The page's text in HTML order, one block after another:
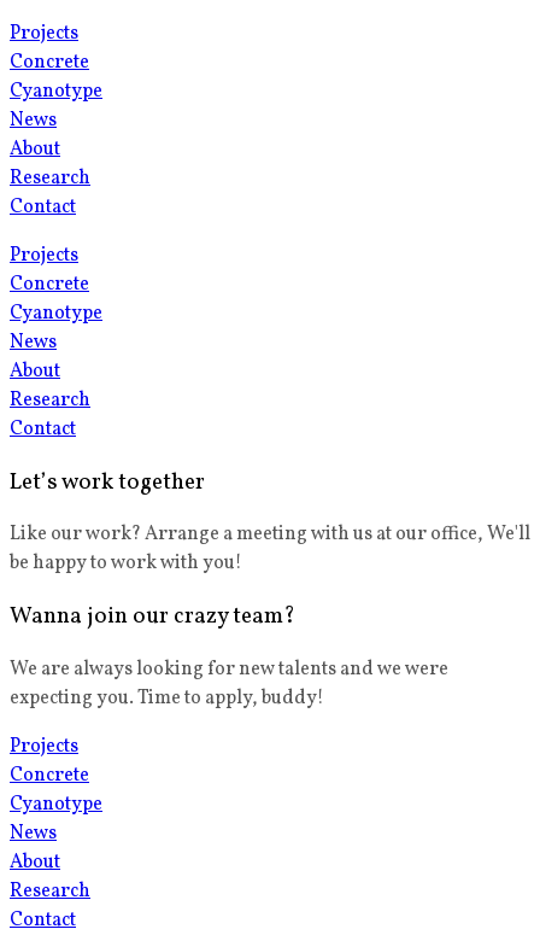
Projects
Concrete
Cyanotype
News
About
Research
Contact
Projects
Concrete
Cyanotype
News
About
Research
Contact
Let’s work together
Like our work? Arrange a meeting with us at our office, We'll
be happy to work with you!
Wanna join our crazy team?
We are always looking for new talents and we were
expecting you. Time to apply, buddy!
Projects
Concrete
Cyanotype
News
About
Research
Contact